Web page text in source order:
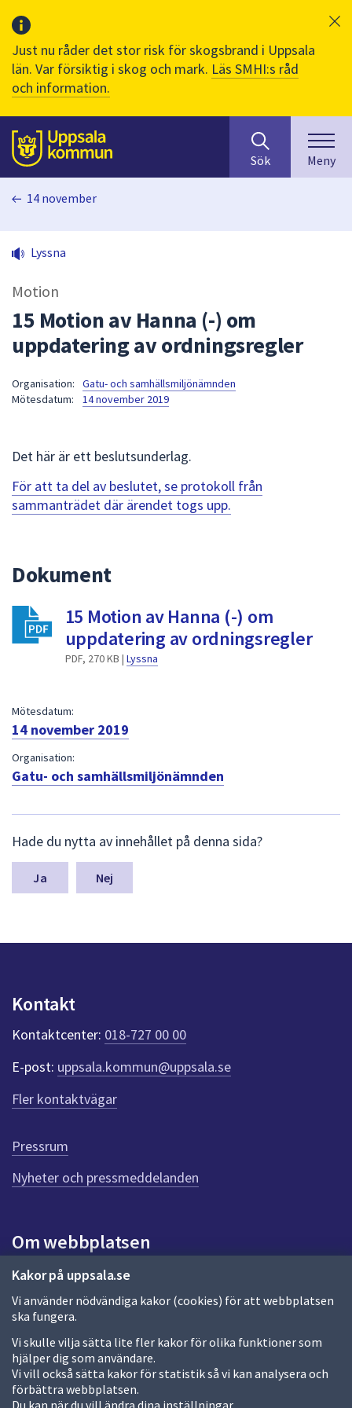
Just nu råder det stor risk för skogsbrand i Uppsala
län. Var försiktig i skog och mark. Läs SMHI:s råd
och information.
Till sidans
huvudinnehåll
efter
innehåll
på
sökfältet
kommer
sökförslag
presenteras
för
att
navigera
för
att
välja
Sök Meny
Kakor på uppsala.se
Vi använder nödvändiga kakor (cookies) för att webbplatsen
ska fungera.
Vi skulle vilja sätta lite fler kakor för olika funktioner som
hjälper dig som användare.
Vi vill också sätta kakor för statistik så vi kan analysera och
förbättra webbplatsen.
Du kan när du vill ändra dina inställningar.
14 november
Lyssna
Motion
15 Motion av Hanna (-) om
uppdatering av ordningsregler
Organisation:
Gatu- och samhällsmiljönämnden
Mötesdatum:
14 november 2019
Det här är ett beslutsunderlag.
För att ta del av beslutet, se protokoll från
sammanträdet där ärendet togs upp.
Dokument
15 Motion av Hanna (-) om
uppdatering av ordningsregler
PDF, 270 KB | Lyssna
Mötesdatum:
14 november 2019
Organisation:
Gatu- och samhällsmiljönämnden
ä
m
a
n
k
t
e
r
f
ö
r
e
n
n
a
d
a
Hade du nytta av innehållet på denna sida?
Nej
Kontakt
Kontaktcenter: 018-727 00 00
E-post: uppsala.kommun@uppsala.se
Fler kontaktvägar
Pressrum
Nyheter och pressmeddelanden
Om webbplatsen
Om webbplatsen
Allmänna handlingar och diarium
Behandling av personuppgifter
Kakor
Språk (other languages)